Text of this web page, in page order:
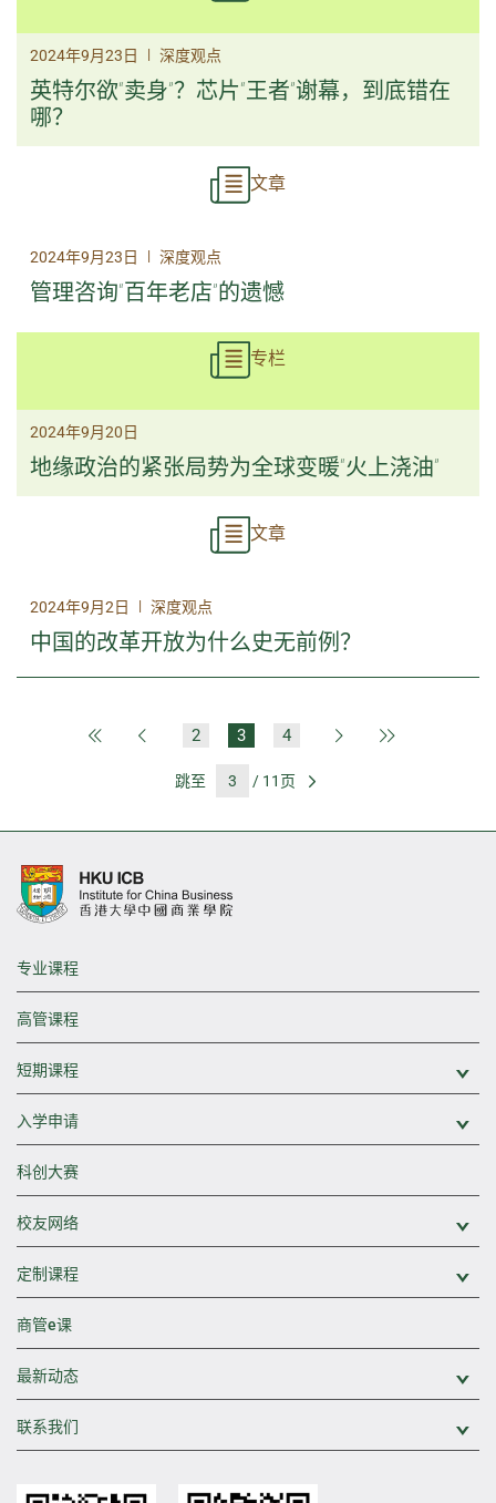
2024年9月23日 | 深度观点
英特尔欲“卖身”？芯片“王者”谢幕，到底错在
哪？
文章
2024年9月23日 | 深度观点
管理咨询“百年老店”的遗憾
专栏
2024年9月20日
地缘政治的紧张局势为全球变暖“火上浇油”
文章
2024年9月2日 | 深度观点
中国的改革开放为什么史无前例？
第一页 上一页
2 3 4 下一页
跳至 / 11页
专业课程
高管课程
短期课程
入学申请
科创大赛
校友网络
定制课程
商管e课
最新动态
联系我们